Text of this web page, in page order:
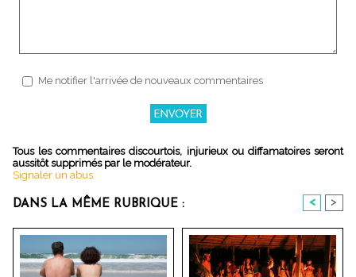
Me notifier l'arrivée de nouveaux commentaires
Tous les commentaires discourtois, injurieux ou diffamatoires seront
aussitôt supprimés par le modérateur.
Signaler un abus
DANS LA MÊME RUBRIQUE : < >